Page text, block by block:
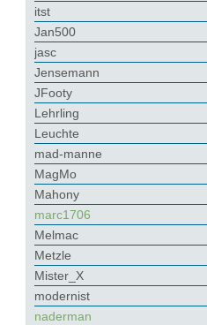
itst
Jan500
jasc
Jensemann
JFooty
Lehrling
Leuchte
mad-manne
MagMo
Mahony
marc1706
Melmac
Metzle
Mister_X
modernist
naderman